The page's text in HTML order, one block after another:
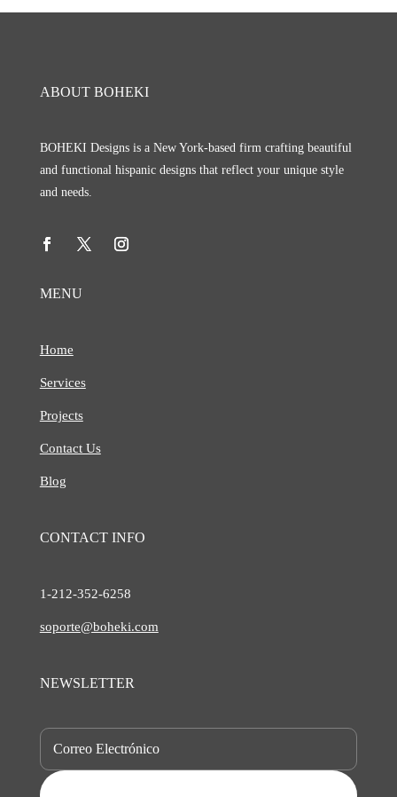
ABOUT BOHEKI
BOHEKI Designs is a New York-based firm crafting beautiful
and functional hispanic designs that reflect your unique style
and needs.
MENU
Home
Services
Projects
Contact Us
Blog
CONTACT INFO
1-212-352-6258
soporte@boheki.com
NEWSLETTER